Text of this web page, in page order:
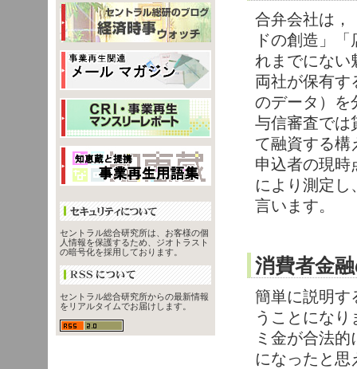
合弁会社は，
ドの創造」
れまでにない
両社が保有す
のデータ）を
与信審査では
て融資する構
申込者の現時
により測定し
言います。
消費者金
簡単に説明す
うことにな
ミ金が合法
になったと思
セントラル総合研究所は、お客様の個
人情報を保護するため、ジオトラスト
の暗号化を採用しております。
セントラル総合研究所からの最新情報
をリアルタイムでお届けします。